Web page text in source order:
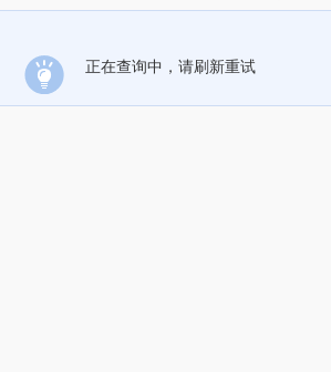
正在查询中，请刷新重试